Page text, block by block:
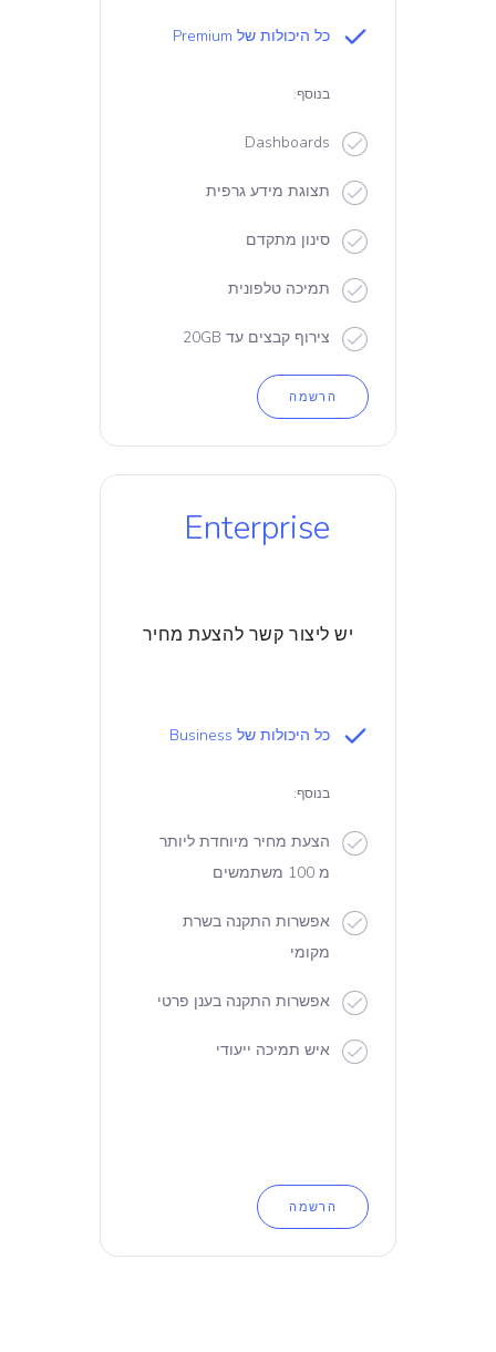
כל היכולות של Premium
בנוסף:
Dashboards
תצוגת מידע גרפית
סינון מתקדם
תמיכה טלפונית
צירוף קבצים עד 20GB
הרשמה
Enterprise
יש ליצור קשר להצעת מחיר
כל היכולות של Business
בנוסף:
הצעת מחיר מיוחדת ליותר
מ 100 משתמשים
אפשרות התקנה בשרת
מקומי
אפשרות התקנה בענן פרטי
איש תמיכה ייעודי
הרשמה